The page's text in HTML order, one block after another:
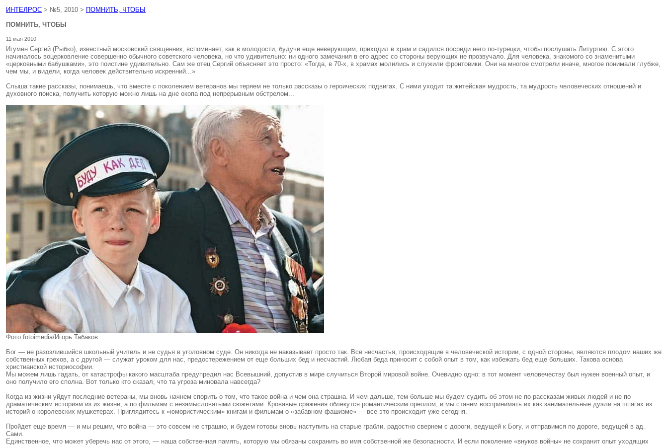
ИНТЕЛРОС > №5, 2010 > ПОМНИТЬ, ЧТОБЫ
ПОМНИТЬ, ЧТОБЫ
11 мая 2010
Игумен Сергий (Рыбко), известный московский священник, вспоминает, как в молодости, будучи еще неверующим, приходил в храм и садился посреди него по-турецки, чтобы послушать Литургию. С этого
начиналось воцерковление совершенно обычного советского человека, но что удивительно: ни одного замечания в его адрес со стороны верующих не прозвучало. Для человека, знакомого со знаменитыми
«церковными бабушками», это поистине удивительно. Сам же отец Сергий объясняет это просто: «Тогда, в 70-х, в храмах молились и служили фронтовики. Они на многое смотрели иначе, многое понимали глубже,
чем мы, и видели, когда человек действительно искренний...»
Слыша такие рассказы, понимаешь, что вместе с поколением ветеранов мы теряем не только рассказы о героических подвигах. С ними уходит та житейская мудрость, та мудрость человеческих отношений и
духовного поиска, получить которую можно лишь на дне окопа под непрерывным обстрелом...
Фото fotoimedia/Игорь Табаков
Бог — не разозлившийся школьный учитель и не судья в уголовном суде. Он никогда не наказывает просто так. Все несчастья, происходящие в человеческой истории, с одной стороны, являются плодом наших же
собственных грехов, а с другой — служат уроком для нас, предостережением от еще больших бед и несчастий. Любая беда приносит с собой опыт в том, как избежать бед еще больших. Такова основа
христианской историософии.
Мы можем лишь гадать, от катастрофы какого масштаба предупредил нас Всевышний, допустив в мире случиться Второй мировой войне. Очевидно одно: в тот момент человечеству был нужен военный опыт, и
оно получило его сполна. Вот только кто сказал, что та угроза миновала навсегда?
Когда из жизни уйдут последние ветераны, мы вновь начнем спорить о том, что такое война и чем она страшна. И чем дальше, тем больше мы будем судить об этом не по рассказам живых людей и не по
драматическим историям из их жизни, а по фильмам с незамысловатыми сюжетами. Кровавые сражения облекутся романтическим ореолом, и мы станем воспринимать их как занимательные дуэли на шпагах из
историй о королевских мушкетерах. Приглядитесь к «юмористическим» книгам и фильмам о «забавном фашизме» — все это происходит уже сегодня.
Пройдет еще время — и мы решим, что война — это совсем не страшно, и будем готовы вновь наступить на старые грабли, радостно свернем с дороги, ведущей к Богу, и отправимся по дороге, ведущей в ад.
Сами.
Единственное, что может уберечь нас от этого, — наша собственная память, которую мы обязаны сохранить во имя собственной же безопасности. И если поколение «внуков войны» не сохранит опыт уходящих